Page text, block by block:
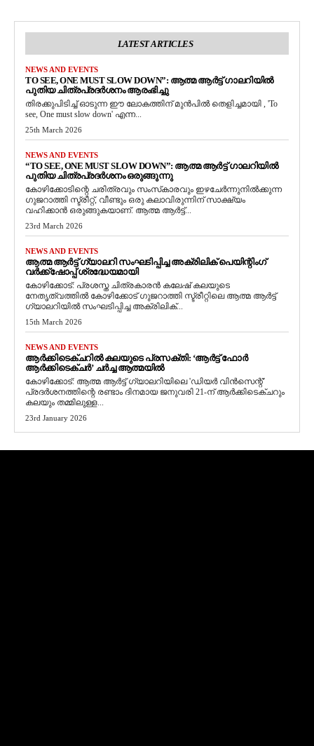
LATEST ARTICLES
NEWS AND EVENTS
TO SEE, ONE MUST SLOW DOWN”: ആത്മ ആർട്ട് ഗാലറിയിൽ
പുതിയ ചിത്രപ്രദർശനം ആരംഭിച്ചു
തിരക്കുപിടിച്ച് ഓടുന്ന ഈ ലോകത്തിന് മുൻപിൽ തെളിച്ചമായി , 'To
see, One must slow down' എന്ന...
25th March 2026
NEWS AND EVENTS
“TO SEE, ONE MUST SLOW DOWN”: ആത്മ ആർട്ട് ഗാലറിയിൽ
പുതിയ ചിത്രപ്രദർശനം ഒരുങ്ങുന്നു
കോഴിക്കോടിന്റെ ചരിത്രവും സംസ്‌കാരവും ഇഴചേർന്നുനിൽക്കുന്ന
ഗുജറാത്തി സ്ട്രീറ്റ്, വീണ്ടും ഒരു കലാവിരുന്നിന് സാക്ഷ്യം
വഹിക്കാൻ ഒരുങ്ങുകയാണ്. ആത്മ ആർട്ട്...
23rd March 2026
NEWS AND EVENTS
ആത്മ ആർട്ട് ഗ്യാലറി സംഘടിപ്പിച്ച അക്രിലിക് പെയിന്റിംഗ്
വർക്ക്‌ഷോപ്പ് ശ്രദ്ധേയമായി
കോഴിക്കോട്: പ്രശസ്ത ചിത്രകാരൻ കലേഷ് കലയുടെ
നേതൃത്വത്തിൽ കോഴിക്കോട് ഗുജറാത്തി സ്ട്രീറ്റിലെ ആത്മ ആർട്ട്
ഗ്യാലറിയിൽ സംഘടിപ്പിച്ച അക്രിലിക്...
15th March 2026
NEWS AND EVENTS
ആർക്കിടെക്ചറിൽ കലയുടെ പ്രസക്തി: ‘ആർട്ട് ഫോർ
ആർക്കിടെക്ചർ’ ചർച്ച ആത്മയിൽ
​കോഴിക്കോട്: ആത്മ ആർട്ട് ഗ്യാലറിയിലെ 'ഡിയർ വിൻസെന്റ്'
പ്രദർശനത്തിന്റെ രണ്ടാം ദിനമായ ജനുവരി 21-ന് ആർക്കിടെക്ചറും
കലയും തമ്മിലുള്ള...
23rd January 2026